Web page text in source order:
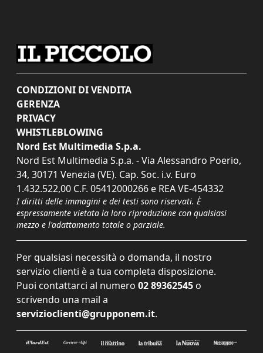
CONDIZIONI DI VENDITA
GERENZA
PRIVACY
WHISTLEBLOWING
Nord Est Multimedia S.p.a.
Nord Est Multimedia S.p.a. - Via Alessandro Poerio,
34, 30171 Venezia (VE). Cap. Soc. i.v. Euro
1.432.522,00 C.F. 05412000266 e REA VE-454332
I diritti delle immagini e dei testi sono riservati. È
espressamente vietata la loro riproduzione con qualsiasi
mezzo e l'adattamento totale o parziale.
Per qualsiasi necessità o domanda, il nostro
servizio clienti è a tua completa disposizione.
Puoi contattarci al numero 02 89362545 o
scrivendo una mail a
servizioclienti@grupponem.it.